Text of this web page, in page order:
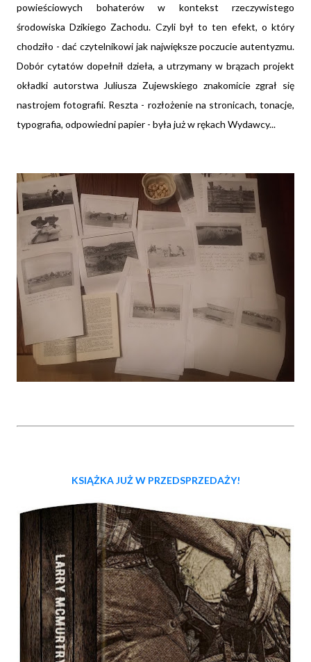
powieściowych bohaterów w kontekst rzeczywistego
środowiska Dzikiego Zachodu. Czyli był to ten efekt, o który
chodziło - dać czytelnikowi jak największe poczucie autentyzmu.
Dobór cytatów dopełnił dzieła, a utrzymany w brązach projekt
okładki autorstwa Juliusza Zujewskiego znakomicie zgrał się
nastrojem fotografii. Reszta - rozłożenie na stronicach, tonacje,
typografia, odpowiedni papier - była już w rękach Wydawcy...
KSIĄŻKA JUŻ W PRZEDSPRZEDAŻY!